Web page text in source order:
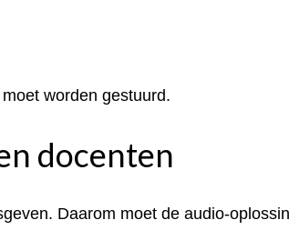
worden gestuurd.
docenten
Daarom moet de audio-